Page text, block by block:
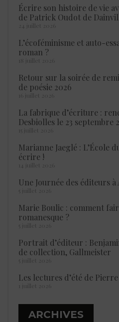
Écrire son histoire de vie
de Patrick Oudot de
24 juillet 2026
L’écoféminisme et auto-
roman ?
18 juillet 2026
Retour sur la soirée de
de poésie 2026
16 juillet 2026
La fabrique d’écriture :
Desbiolles le 23 septembre
15 juillet 2026
Marianne Jaeglé : L’École
écrire !
14 juillet 2026
Une Journée des éditeurs
5 juillet 2026
Marie Boulic : comment
romanesque ?
5 juillet 2026
Portrait d’éditeur :
de collection, Gallmeister
5 juillet 2026
Les lectures d’été de
1 juillet 2026
ARCHIVES